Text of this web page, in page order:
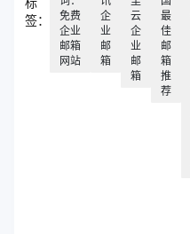
签：
免费
企业
邮箱
网站
企
业
邮
箱
云
企
业
邮
箱
最
佳
邮
箱
推
荐